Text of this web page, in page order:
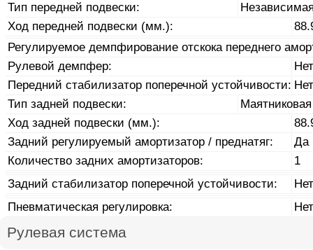
Тип передней подвески:
Ход передней подвески (мм.):
Регулируемое демпфирование отскока переднего
Рулевой демпфер:
Нет
Передний стабилизатор поперечной устойчивости: Нет
Тип задней подвески:
Маятниковая
Ход задней подвески (мм.):
Задний регулируемый амортизатор / преднатяг:
Да
Количество задних амортизаторов:
1
Задний стабилизатор поперечной устойчивости:
Нет
Пневматическая регулировка:
Нет
Рулевая система